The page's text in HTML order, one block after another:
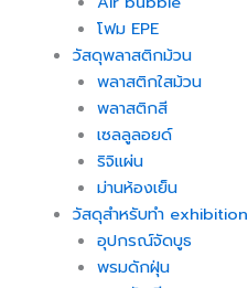
โฟม EPE
วัสดุพลาสติกม้วน
พลาสติกใสม้วน
พลาสติกสี
เซลลูลอยด์
ริจิแผ่น
ม่านห้องเย็น
วัสดุสำหรับทำ exhibition
อุปกรณ์จัดบูธ
พรมดักฝุ่น